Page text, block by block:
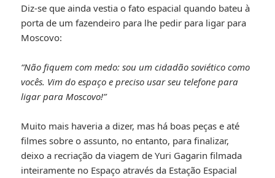
Diz-se que ainda vestia o fato espacial quando bateu à
porta de um fazendeiro para lhe pedir para ligar para
Moscovo:
“Não fiquem com medo: sou um cidadão soviético como
vocês. Vim do espaço e preciso usar seu telefone para
ligar para Moscovo!”
Muito mais haveria a dizer, mas há boas peças e até
filmes sobre o assunto, no entanto, para finalizar,
deixo a recriação da viagem de Yuri Gagarin filmada
inteiramente no Espaço através da Estação Espacial